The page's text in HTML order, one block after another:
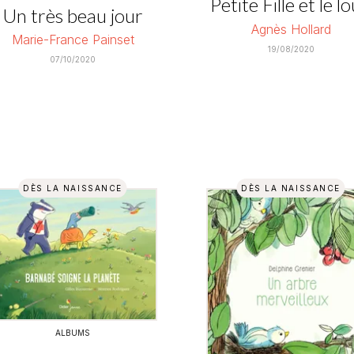
Un très beau jour
Marie-France Painset
07/10/2020
Agnès Hollard
19/08/2020
DÈS LA NAISSANCE
ALBUMS
DÈS LA NAISSANCE